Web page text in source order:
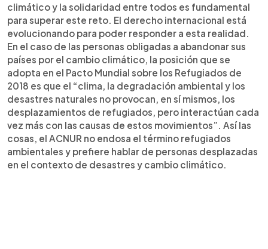
climático y la solidaridad entre todos es fundamental
para superar este reto. El derecho internacional está
evolucionando para poder responder a esta realidad.
En el caso de las personas obligadas a abandonar sus
países por el cambio climático, la posición que se
adopta en el Pacto Mundial sobre los Refugiados de
2018 es que el “clima, la degradación ambiental y los
desastres naturales no provocan, en sí mismos, los
desplazamientos de refugiados, pero interactúan cada
vez más con las causas de estos movimientos”. Así las
cosas, el ACNUR no endosa el término refugiados
ambientales y prefiere hablar de personas desplazadas
en el contexto de desastres y cambio climático.